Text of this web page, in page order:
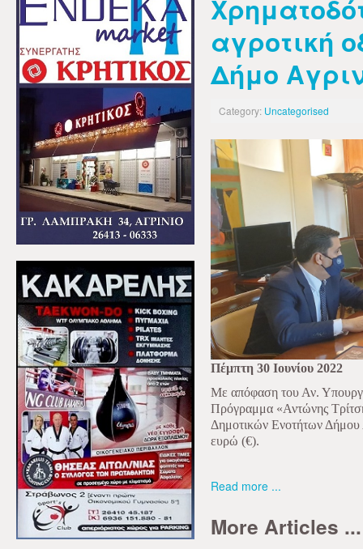
αγροτική
Δήμο
Category: Uncategorised
Πέμπτη 30 Ιουνίου 2022
Με απόφαση του Αν.
Πρόγραμμα «Αντώνης
Δημοτικών Ενοτήτων Δήμου
ευρώ (€).
Read more ...
More Articles ...